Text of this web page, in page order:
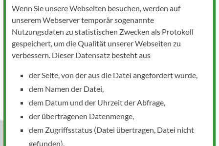
Wenn Sie unsere Webseiten besuchen, werden auf
unserem Webserver temporär sogenannte
Nutzungsdaten zu statistischen Zwecken als Protokoll
gespeichert, um die Qualität unserer Webseiten zu
verbessern. Dieser Datensatz besteht aus
der Seite, von der aus die Datei angefordert wurde,
dem Namen der Datei,
dem Datum und der Uhrzeit der Abfrage,
der übertragenen Datenmenge,
dem Zugriffsstatus (Datei übertragen, Datei nicht
gefunden),